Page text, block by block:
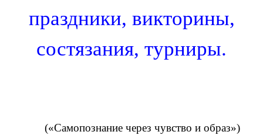
праздники, викторины,
состязания, турниры.
(«Самопознание через чувство и образ»)